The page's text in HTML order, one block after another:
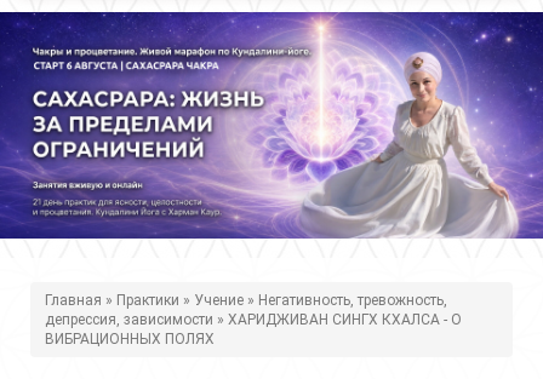
Главная » Практики » Учение » Негативность, тревожность,
депрессия, зависимости » ХАРИДЖИВАН СИНГХ КХАЛСА - О
ВИБРАЦИОННЫХ ПОЛЯХ